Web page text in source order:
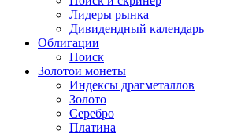
Лидеры рынка
Дивидендный календарь
Облигации
Поиск
Золотои монеты
Индексы драгметаллов
Золото
Серебро
Платина